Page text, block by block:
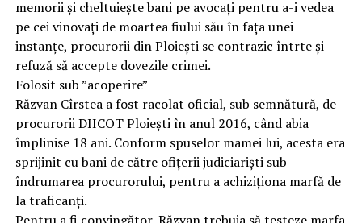
memorii și cheltuiește bani pe avocați pentru a-i vedea
pe cei vinovați de moartea fiului său în fața unei
instanțe, procurorii din Ploiești se contrazic întrte și
refuză să accepte dovezile crimei.
Folosit sub ”acoperire”
Răzvan Cîrstea a fost racolat oficial, sub semnătură, de
procurorii DIICOT Ploiești în anul 2016, când abia
împlinise 18 ani. Conform spuselor mamei lui, acesta era
sprijinit cu bani de către ofițerii judiciariști sub
îndrumarea procurorului, pentru a achiziționa marfă de
la traficanți.